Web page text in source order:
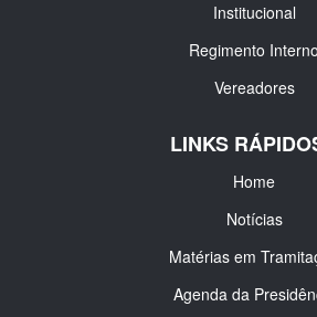
Institucional
Regimento Interno
Vereadores
LINKS
Home
Notícias
Matérias em
Agenda da